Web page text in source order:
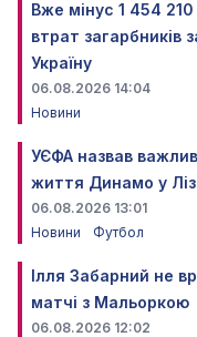
Вже мінус 1 454
втрат загарбників
Україну
06.08.2026 14:04
Новини
УЄФА назвав
життя Динамо у
06.08.2026 13:01
Новини
Футбол
Ілля Забарний не
матчі з Мальоркою
06.08.2026 12:02